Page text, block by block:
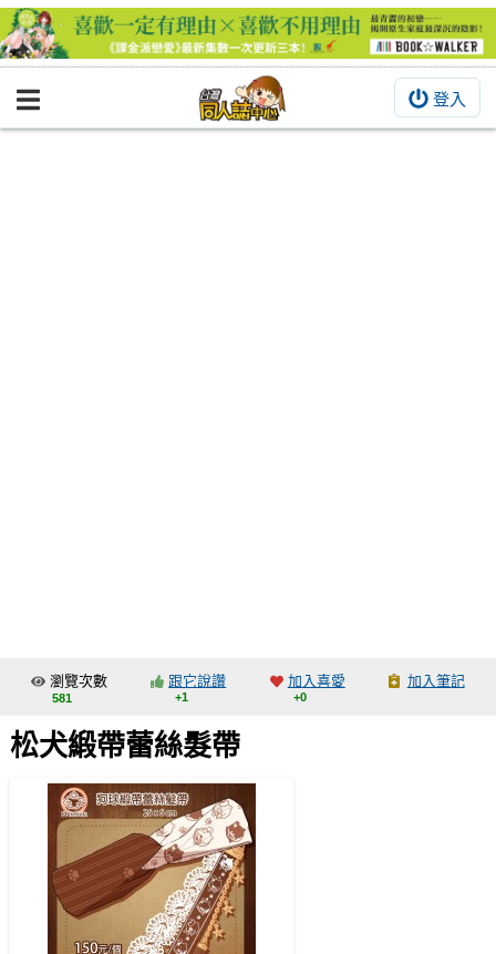
登入
BOOKY書集倉庫
交流中心
攤位轉讓區
會員中心
註冊會員
登入
瀏覽次數
581
跟它說讚
+1
加入喜愛
+0
加入筆記
松犬緞帶蕾絲髮帶